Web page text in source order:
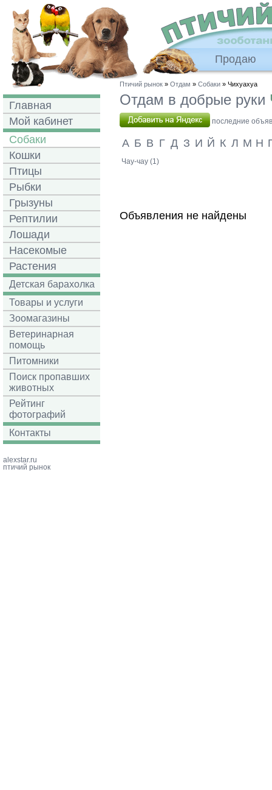
Продаю
Главная
Мой кабинет
Собаки
Кошки
Птицы
Рыбки
Грызуны
Рептилии
Лошади
Насекомые
Растения
Детская барахолка
Товары и услуги
Зоомагазины
Ветеринарная
помощь
Питомники
Поиск пропавших
животных
Рейтинг
фотографий
Контакты
Птичий рынок » Отдам » Собаки » Чихуахуа
Отдам в добрые руки
последние
А Б В Г Д З И Й К Л М Н
Чау-чау (1)
Объявления не найдены
alexstar.ru
птичий рынок